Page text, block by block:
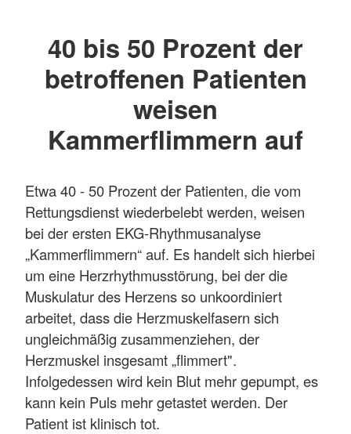
40 bis 50 Prozent der
betroffenen Patienten
weisen
Kammerflimmern auf
Etwa 40 - 50 Prozent der Patienten, die vom
Rettungsdienst wiederbelebt werden, weisen
bei der ersten EKG-Rhythmusanalyse
„Kammerflimmern“ auf. Es handelt sich hierbei
um eine Herzrhythmusstörung, bei der die
Muskulatur des Herzens so unkoordiniert
arbeitet, dass die Herzmuskelfasern sich
ungleichmäßig zusammenziehen, der
Herzmuskel insgesamt „flimmert".
Infolgedessen wird kein Blut mehr gepumpt, es
kann kein Puls mehr getastet werden. Der
Patient ist klinisch tot.